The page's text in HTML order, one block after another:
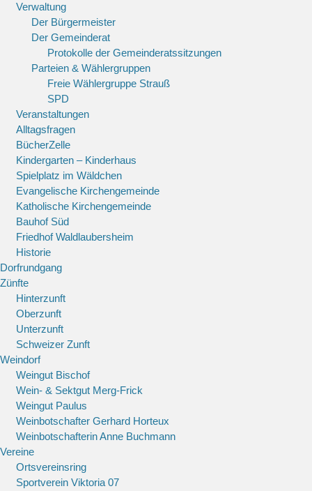
Verwaltung
Der Bürgermeister
Der Gemeinderat
Protokolle der Gemeinderatssitzungen
Parteien & Wählergruppen
Freie Wählergruppe Strauß
SPD
Veranstaltungen
Alltagsfragen
BücherZelle
Kindergarten – Kinderhaus
Spielplatz im Wäldchen
Evangelische Kirchengemeinde
Katholische Kirchengemeinde
Bauhof Süd
Friedhof Waldlaubersheim
Historie
Dorfrundgang
Zünfte
Hinterzunft
Oberzunft
Unterzunft
Schweizer Zunft
Weindorf
Weingut Bischof
Wein- & Sektgut Merg-Frick
Weingut Paulus
Weinbotschafter Gerhard Horteux
Weinbotschafterin Anne Buchmann
Vereine
Ortsvereinsring
Sportverein Viktoria 07